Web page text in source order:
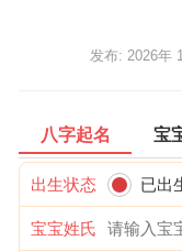
发布: 2026年
八字起名 宝
出生状态 已出
宝宝姓氏